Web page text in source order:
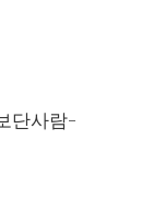
단사람-